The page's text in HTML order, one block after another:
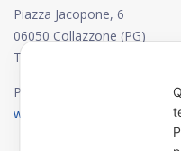
Piazza Jacopone, 6
06050 Collazzone (PG)
Tel. 075 8781700
P. IVA e C.F. 00449760545